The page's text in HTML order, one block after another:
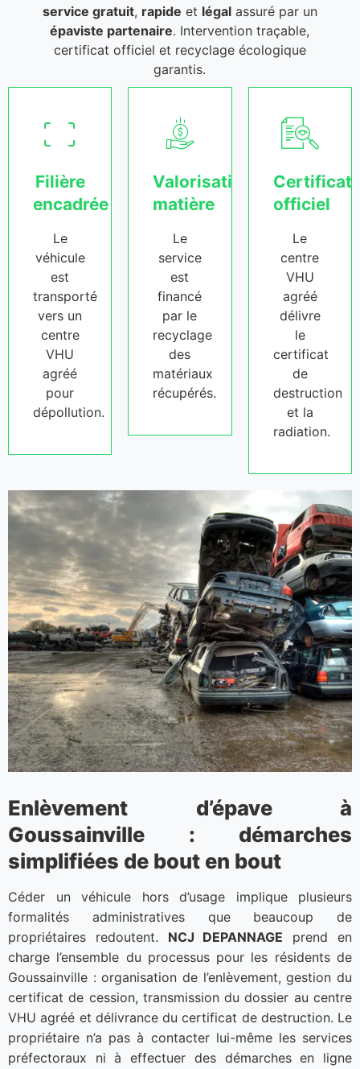
service gratuit, rapide et légalassuré par un
épaviste partenaire. Intervention traçable,
certificat officiel et recyclage écologique
garantis.
Filière
encadrée
Le
véhicule
est
transporté
vers un
centre
VHU
agréé
pour
dépollution.
Valorisation
matière
Le
service
est
financé
par le
recyclage
des
matériaux
récupérés.
Certificat
officiel
Le
centre
VHU
agréé
délivre
le
certificat
de
destruction
et la
radiation.
Enlèvement d’épave à
Goussainville : démarches
simplifiées de bout en bout
Céder un véhicule hors d’usage implique plusieurs
formalités administratives que beaucoup de
propriétaires redoutent. NCJ DEPANNAGE prend en
charge l’ensemble du processus pour les résidents de
Goussainville : organisation de l’enlèvement, gestion du
certificat de cession, transmission du dossier au centre
VHU agréé et délivrance du certificat de destruction. Le
propriétaire n’a pas à contacter lui-même les services
préfectoraux ni à effectuer des démarches en ligne